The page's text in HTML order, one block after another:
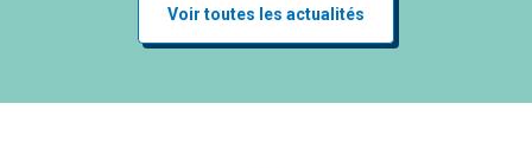
Voir toutes les actualités